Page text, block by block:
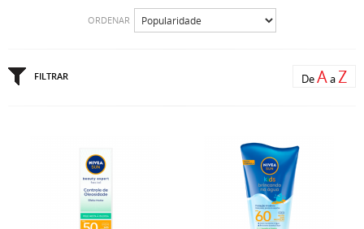
ORDENAR
FILTRAR DeAaZ